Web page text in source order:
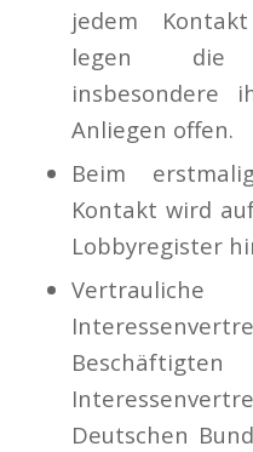
jedem
legen die
insbesondere
Anliegen offen.
Beim
Kontakt wird
Lobbyregister
Vertrauliche
Deutschen